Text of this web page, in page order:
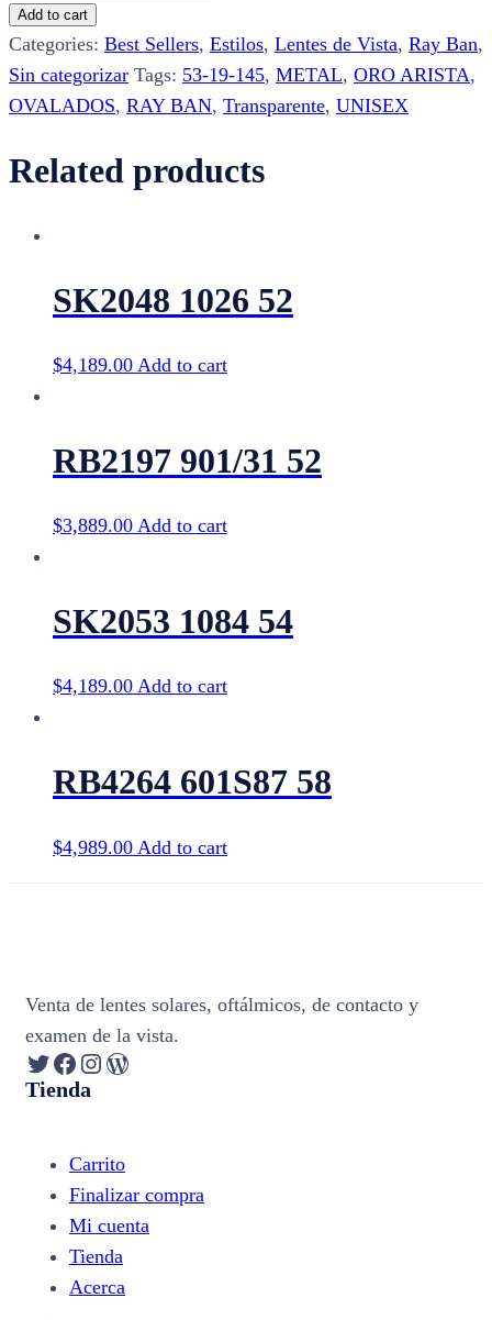
5762
53
quantity
Add to cart
Categories: Best Sellers, Estilos, Lentes de Vista, Ray Ban,
Sin categorizar Tags: 53-19-145, METAL, ORO ARISTA,
OVALADOS, RAY BAN, Transparente, UNISEX
Related products
SK2048 1026 52
$4,189.00 Add to cart
RB2197 901/31 52
$3,889.00 Add to cart
SK2053 1084 54
$4,189.00 Add to cart
RB4264 601S87 58
$4,989.00 Add to cart
Venta de lentes solares, oftálmicos, de contacto y
examen de la vista.
Twitter Facebook Instagram WordPress
Tienda
Carrito
Finalizar compra
Mi cuenta
Tienda
Acerca